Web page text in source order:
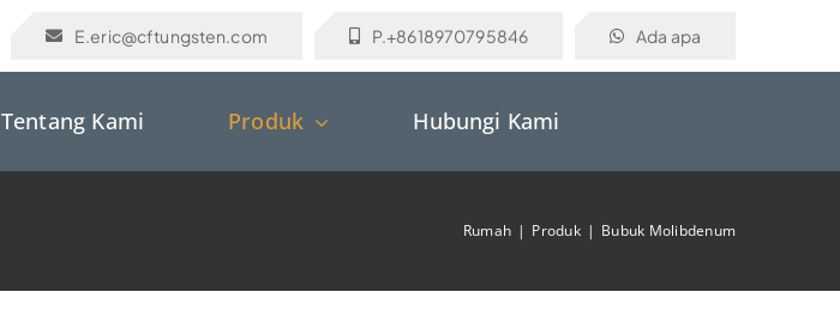
E.eric@cftungsten.com P.+8618970795846 Ada apa
Tentang Kami Produk Hubungi Kami
Rumah Produk Bubuk Molibdenum